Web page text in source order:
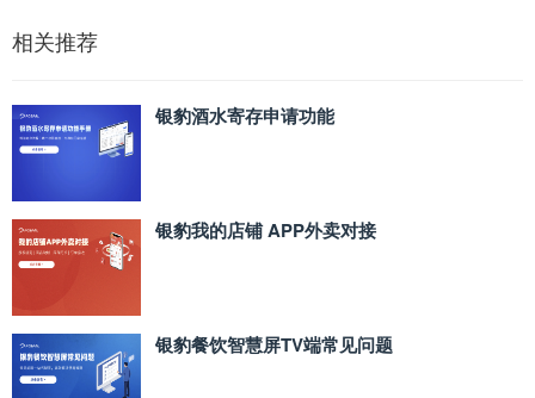
相关推荐
银豹酒水寄存申请功能
银豹我的店铺 APP外卖对接
银豹餐饮智慧屏TV端常见问题